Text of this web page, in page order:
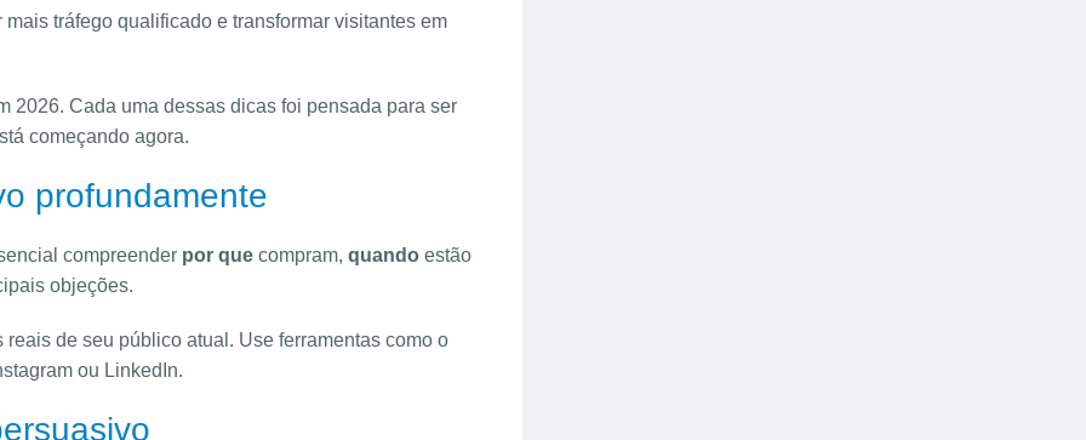
tráfego qualificado e transformar visitantes em
2026. Cada uma dessas dicas foi pensada para ser
começando agora.
profundamente
compreender por que compram, quando estão
objeções.
de seu público atual. Use ferramentas como o
ou LinkedIn.